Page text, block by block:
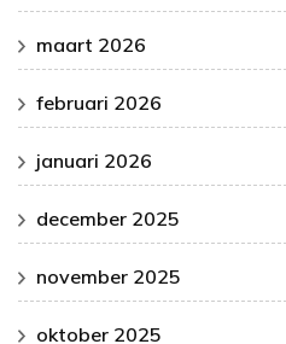
maart 2026
februari 2026
januari 2026
december 2025
november 2025
oktober 2025